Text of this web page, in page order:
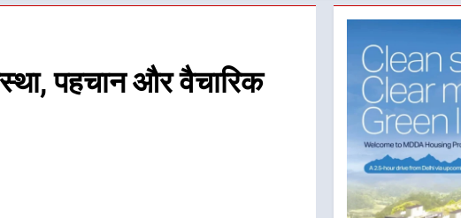
पहचान और वैचारिक